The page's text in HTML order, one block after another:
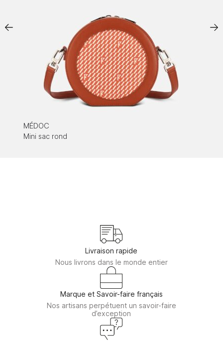
MÉDOC
Mini sac rond
Livraison rapide
Nous livrons dans le monde entier
Marque et Savoir-faire français
Nos artisans perpétuent un savoir-faire
d’exception